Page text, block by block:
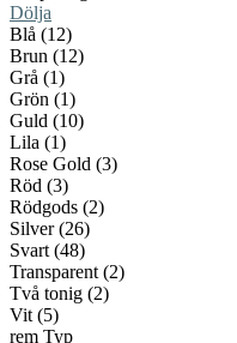
Dölja
Blå (12)
Brun (12)
Grå (1)
Grön (1)
Guld (10)
Lila (1)
Rose Gold (3)
Röd (3)
Rödgods (2)
Silver (26)
Svart (48)
Transparent (2)
Två tonig (2)
Vit (5)
rem Typ